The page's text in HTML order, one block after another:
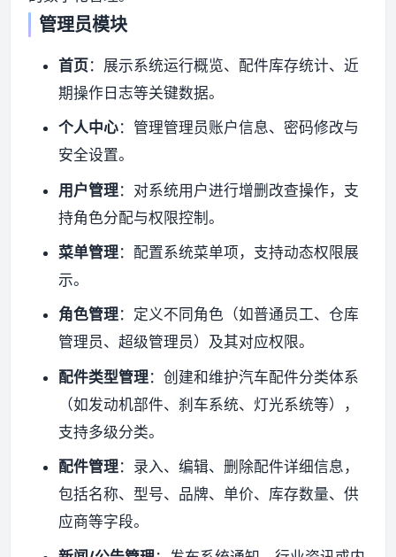
值得一看
资源资讯
管理员模块
首页：展示系统运行概览、配件库存统计、近
期操作日志等关键数据。
个人中心：管理管理员账户信息、密码修改与
安全设置。
用户管理：对系统用户进行增删改查操作，支
持角色分配与权限控制。
菜单管理：配置系统菜单项，支持动态权限展
示。
角色管理：定义不同角色（如普通员工、仓库
管理员、超级管理员）及其对应权限。
配件类型管理：创建和维护汽车配件分类体系
（如发动机部件、刹车系统、灯光系统等），
支持多级分类。
配件管理：录入、编辑、删除配件详细信息，
包括名称、型号、品牌、单价、库存数量、供
应商等字段。